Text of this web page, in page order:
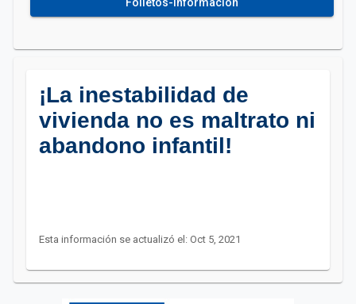
¡La inestabilidad de
vivienda no es maltrato ni
abandono infantil!
Esta información se actualizó el: Oct 5, 2021